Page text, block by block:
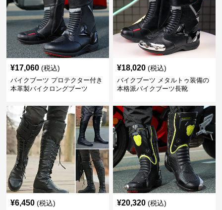
¥17,060 (税込)
バイクブーツ プロテクター付き
本革製バイクロングブーツ
¥18,020 (税込)
バイクブーツ メタルトゥ装備の
本格派バイクブーツ長靴
¥6,450 (税込) ¥20,320 (税込)